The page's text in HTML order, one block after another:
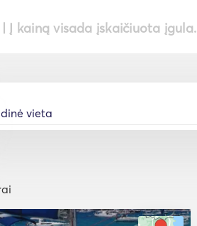
| Į kainą visada įskaičiuota įgula.